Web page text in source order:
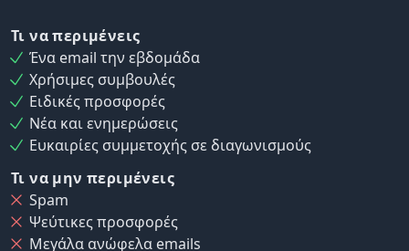
Τι να περιμένεις
Ένα email την εβδομάδα
Χρήσιμες συμβουλές
Ειδικές προσφορές
Νέα και ενημερώσεις
Ευκαιρίες συμμετοχής σε διαγωνισμούς
Τι να μην περιμένεις
Spam
Ψεύτικες προσφορές
Μεγάλα ανώφελα emails